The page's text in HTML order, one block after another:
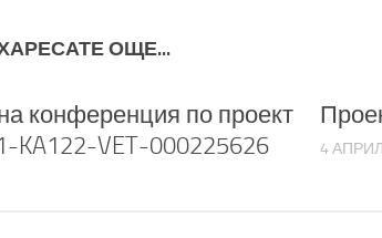
ОЩЕ...
конференция по проект
KA122-VET-000225626
4